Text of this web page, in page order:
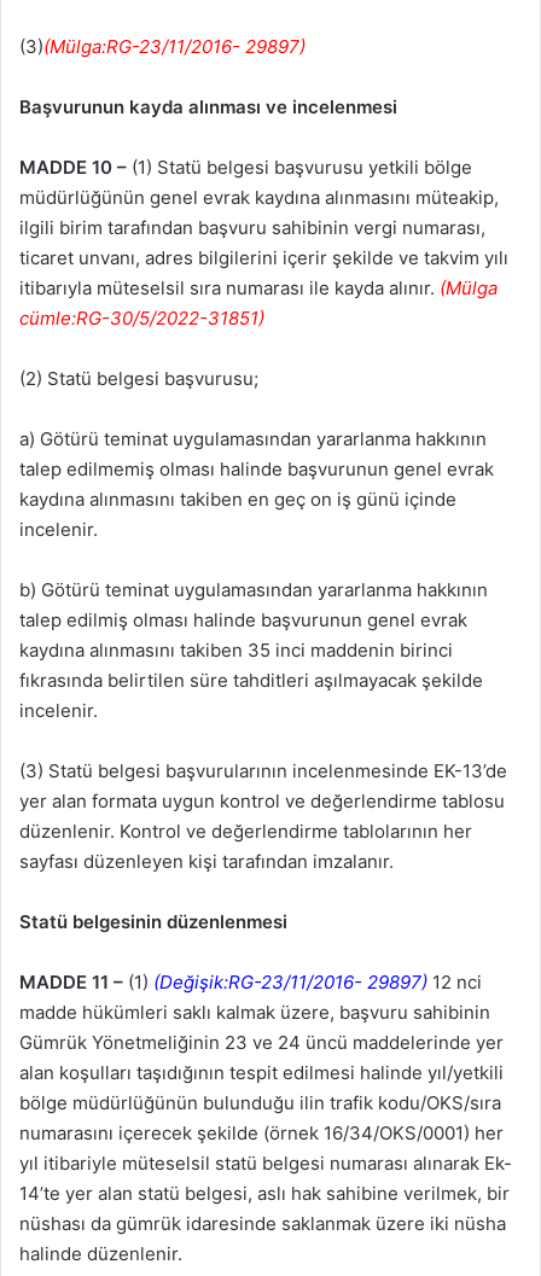
(3)(Mülga:RG-23/11/2016- 29897)
Başvurunun kayda alınması ve incelenmesi
MADDE 10 – (1) Statü belgesi başvurusu yetkili bölge
müdürlüğünün genel evrak kaydına alınmasını müteakip,
ilgili birim tarafından başvuru sahibinin vergi numarası,
ticaret unvanı, adres bilgilerini içerir şekilde ve takvim yılı
itibarıyla müteselsil sıra numarası ile kayda alınır. (Mülga
cümle:RG-30/5/2022-31851)
(2) Statü belgesi başvurusu;
a) Götürü teminat uygulamasından yararlanma hakkının
talep edilmemiş olması halinde başvurunun genel evrak
kaydına alınmasını takiben en geç on iş günü içinde
incelenir.
b) Götürü teminat uygulamasından yararlanma hakkının
talep edilmiş olması halinde başvurunun genel evrak
kaydına alınmasını takiben 35 inci maddenin birinci
fıkrasında belirtilen süre tahditleri aşılmayacak şekilde
incelenir.
(3) Statü belgesi başvurularının incelenmesinde EK-13’de
yer alan formata uygun kontrol ve değerlendirme tablosu
düzenlenir. Kontrol ve değerlendirme tablolarının her
sayfası düzenleyen kişi tarafından imzalanır.
Statü belgesinin düzenlenmesi
MADDE 11 – (1) (Değişik:RG-23/11/2016- 29897) 12 nci
madde hükümleri saklı kalmak üzere, başvuru sahibinin
Gümrük Yönetmeliğinin 23 ve 24 üncü maddelerinde yer
alan koşulları taşıdığının tespit edilmesi halinde yıl/yetkili
bölge müdürlüğünün bulunduğu ilin trafik kodu/OKS/sıra
numarasını içerecek şekilde (örnek 16/34/OKS/0001) her
yıl itibariyle müteselsil statü belgesi numarası alınarak Ek-
14’te yer alan statü belgesi, aslı hak sahibine verilmek, bir
nüshası da gümrük idaresinde saklanmak üzere iki nüsha
halinde düzenlenir.